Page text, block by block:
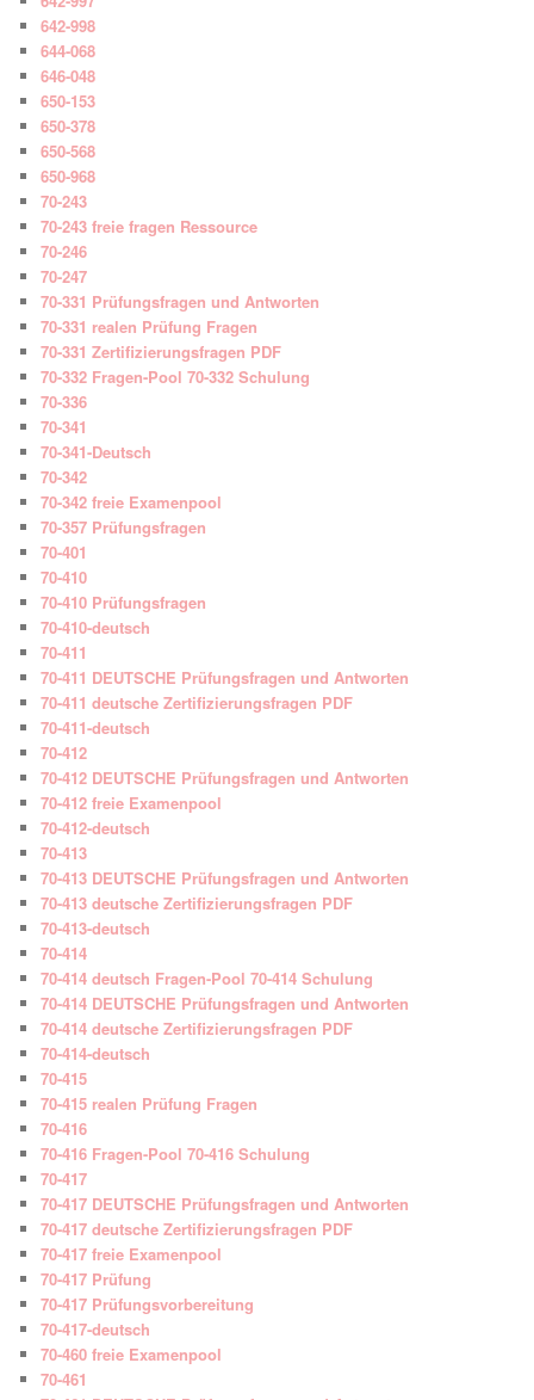
642-998
644-068
646-048
650-153
650-378
650-568
650-968
70-243
70-243 freie fragen Ressource
70-246
70-247
70-331 Prüfungsfragen und Antworten
70-331 realen Prüfung Fragen
70-331 Zertifizierungsfragen PDF
70-332 Fragen-Pool 70-332 Schulung
70-336
70-341
70-341-Deutsch
70-342
70-342 freie Examenpool
70-357 Prüfungsfragen
70-401
70-410
70-410 Prüfungsfragen
70-410-deutsch
70-411
70-411 DEUTSCHE Prüfungsfragen und Antworten
70-411 deutsche Zertifizierungsfragen PDF
70-411-deutsch
70-412
70-412 DEUTSCHE Prüfungsfragen und Antworten
70-412 freie Examenpool
70-412-deutsch
70-413
70-413 DEUTSCHE Prüfungsfragen und Antworten
70-413 deutsche Zertifizierungsfragen PDF
70-413-deutsch
70-414
70-414 deutsch Fragen-Pool 70-414 Schulung
70-414 DEUTSCHE Prüfungsfragen und Antworten
70-414 deutsche Zertifizierungsfragen PDF
70-414-deutsch
70-415
70-415 realen Prüfung Fragen
70-416
70-416 Fragen-Pool 70-416 Schulung
70-417
70-417 DEUTSCHE Prüfungsfragen und Antworten
70-417 deutsche Zertifizierungsfragen PDF
70-417 freie Examenpool
70-417 Prüfung
70-417 Prüfungsvorbereitung
70-417-deutsch
70-460 freie Examenpool
70-461